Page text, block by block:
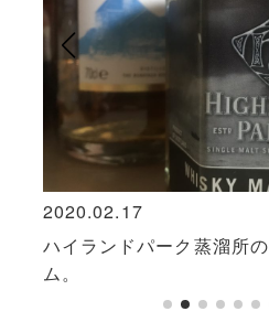
2020.02.17
ハイランドパーク蒸溜所
ム。